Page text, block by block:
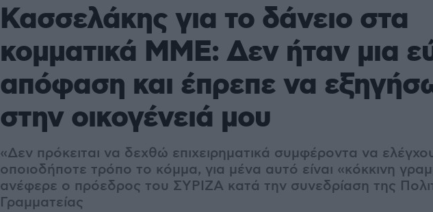
Κασσελάκης για το δάνειο στα
κομματικά ΜΜΕ: Δεν ήταν μια
απόφαση και έπρεπε να
στην οικογένειά μου
«Δεν πρόκειται να δεχθώ επιχειρηματικά συμφέροντα να
οποιοδήποτε τρόπο το κόμμα, για μένα αυτό είναι «κόκκινη
ανέφερε ο πρόεδρος του ΣΥΡΙΖΑ κατά την συνεδρίαση της
Γραμματείας